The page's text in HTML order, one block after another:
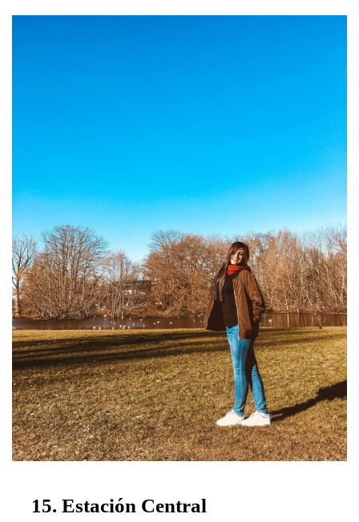
15. Estación Central